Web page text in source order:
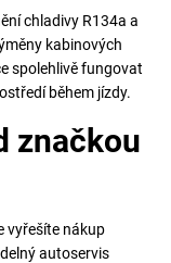
chladivy R134a a
kabinových
spolehlivě fungovat
během jízdy.
značkou
vyřešíte nákup
autoservis